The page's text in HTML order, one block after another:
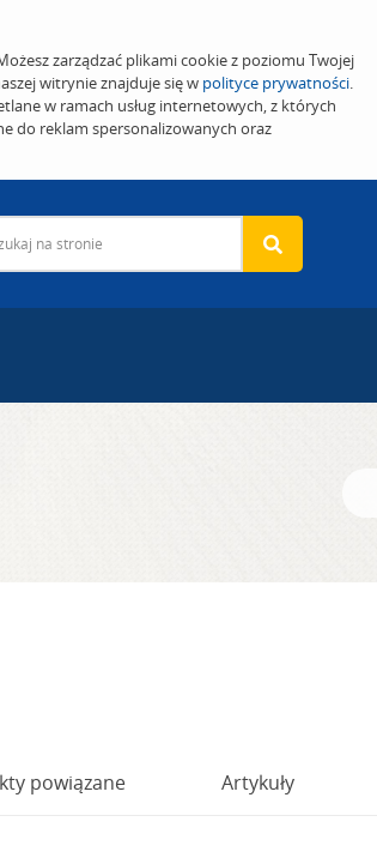
zarządzać plikami cookie z poziomu Twojej
witrynie znajduje się w polityce prywatności.
w ramach usług internetowych, z których
do reklam spersonalizowanych oraz
powiązane Artykuły